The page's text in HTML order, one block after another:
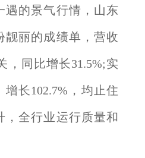
遇的景气行情，山东
靓丽的成绩单，营收
，同比增长31.5%;实
增长102.7%，均止住
，全行业运行质量和